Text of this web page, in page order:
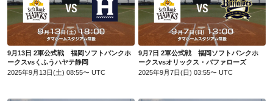
9月13日 2軍公式戦 福岡ソフトバンクホークスvsくふうハヤテ静岡
9月13日 2軍公式戦 福岡ソフトバンクホ
ークスvsくふうハヤテ静岡
2025年9月13日(土) 08:55〜 UTC
9月7日 2軍公式戦 福岡ソフトバンクホークスvsオリックス・バファローズ
9月7日 2軍公式戦 福岡ソフトバンクホ
ークスvsオリックス・バファローズ
2025年9月7日(日) 03:55〜 UTC